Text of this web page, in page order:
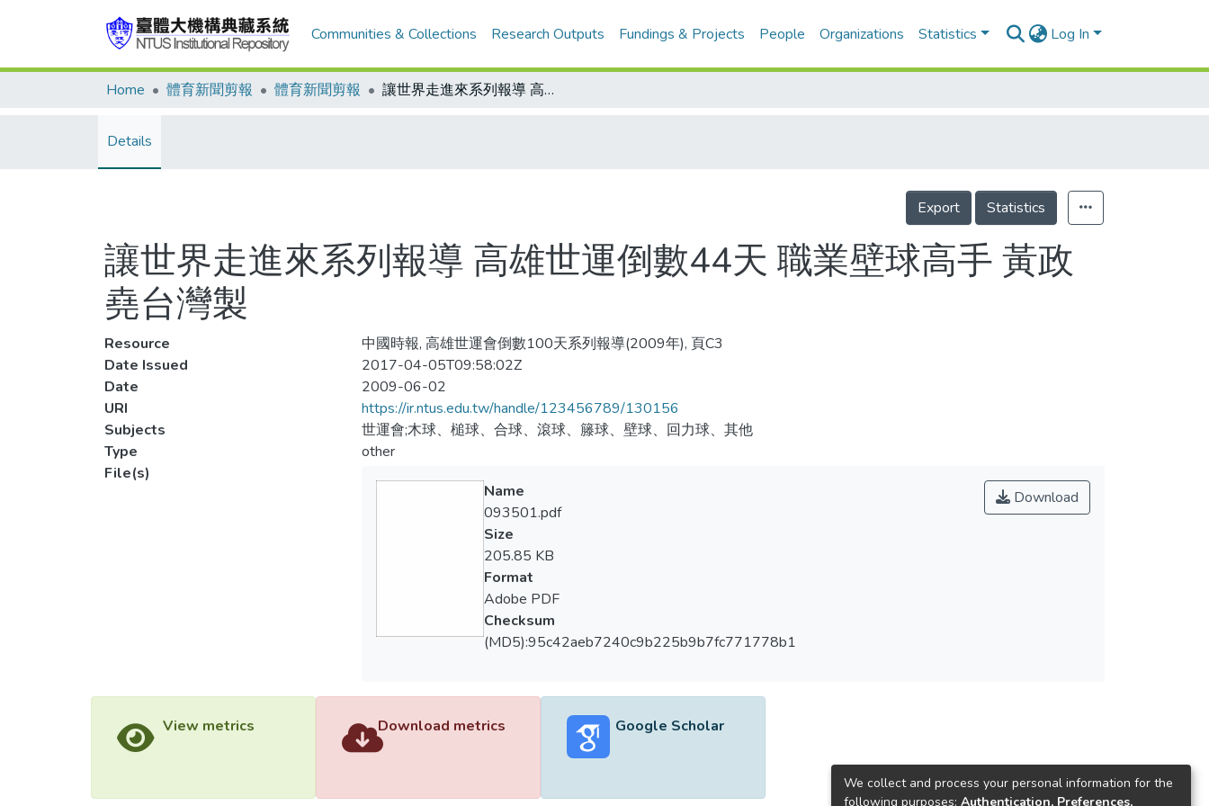
Communities & Collections Research Outputs Fundings & Projects People Organizations Statistics Log In
Home 體育新聞剪報 體育新聞剪報 讓世界走進來系列報導 高雄世運倒數44天 職業壁球高手 黃政堯台灣製
Details
Export Statistics
讓世界走進來系列報導 高雄世運倒數44天 職業壁球高手 黃政
堯台灣製
Resource
中國時報, 高雄世運會倒數100天系列報導(2009年), 頁C3
Date Issued
2017-04-05T09:58:02Z
Date
2009-06-02
URI
https://ir.ntus.edu.tw/handle/123456789/130156
Subjects
世運會;木球、槌球、合球、滾球、籐球、壁球、回力球、其他
Type
other
File(s)
Download
Name
093501.pdf
Size
205.85 KB
Format
Adobe PDF
Checksum
(MD5):95c42aeb7240c9b225b9b7fc771778b1
View metrics Download metrics Google Scholar
We collect and process your personal information for the
following purposes: Authentication, Preferences,